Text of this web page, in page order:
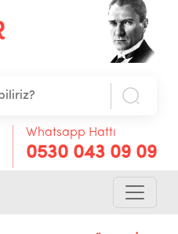
Whatsapp Hattı
0530 043 09 09